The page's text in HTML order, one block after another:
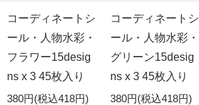
コーディネートシ
ール・人物水彩・
フラワー15desig
ns x 3 45枚入り
380円(税込418円)
コーディネートシ
ール・人物水彩・
グリーン15desig
ns x 3 45枚入り
380円(税込418円)